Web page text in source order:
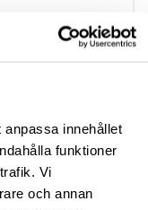
innehållet
funktioner
Vi
och annan